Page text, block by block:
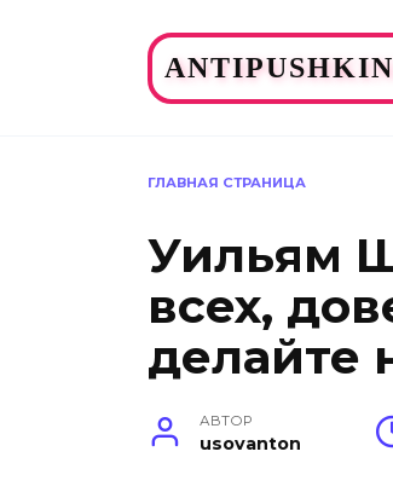
ГЛАВНАЯ СТРАНИЦА
Уильям
всех,
делайте
АВТОР
usovanton